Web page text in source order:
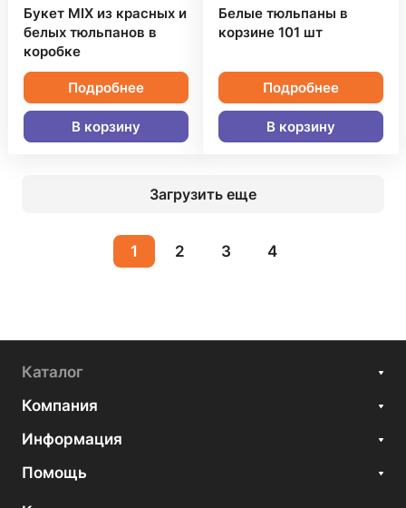
Букет MIX из красных и
белых тюльпанов в
коробке
Подробнее
В корзину
Белые тюльпаны в
корзине 101 шт
Подробнее
В корзину
Загрузить еще
1 2 3 4
Каталог
Компания
Информация
Помощь